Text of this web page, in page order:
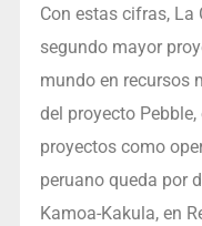
Con estas cifras, La
segundo mayor
mundo en recursos
del proyecto
proyectos como
peruano queda por
Kamoa-Kakula, en